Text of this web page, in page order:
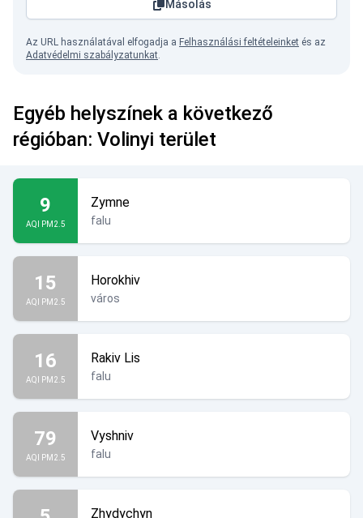
Másolás
Az URL használatával elfogadja a Felhasználási feltételeinket és az
Adatvédelmi szabályzatunkat.
Egyéb helyszínek a következő
régióban: Volinyi terület
9
AQI PM2.5
Zymne
falu
15
AQI PM2.5
Horokhiv
város
16
AQI PM2.5
Rakiv Lis
falu
79
AQI PM2.5
Vyshniv
falu
Zhydychyn